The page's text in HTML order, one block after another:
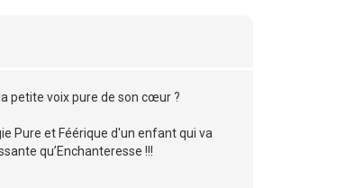
petite voix pure de son cœur ?
Pure et Féérique d'un enfant qui va
qu’Enchanteresse !!!